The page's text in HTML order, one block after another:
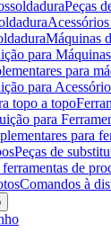
Peças
Máquinas
para
para
para
topo a topo
para
para
Peças de
de
Comandos à